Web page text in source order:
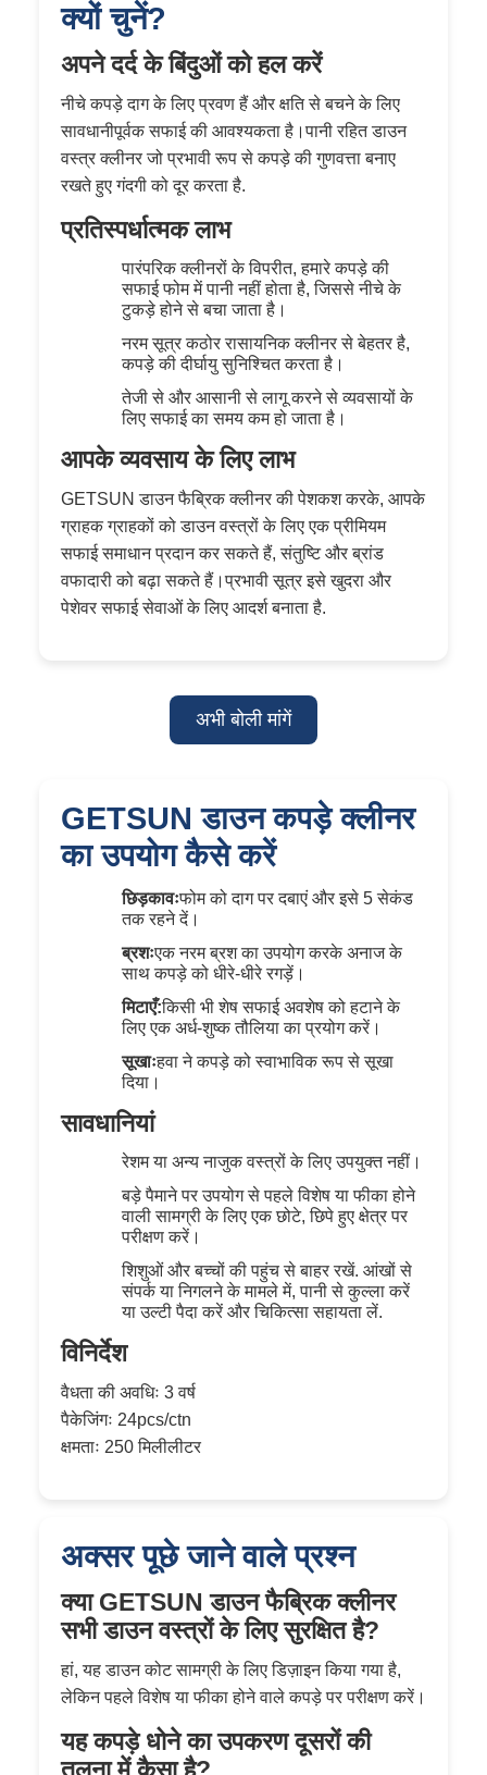
क्यों चुनें?
अपने दर्द के बिंदुओं को हल करें
नीचे कपड़े दाग के लिए प्रवण हैं और क्षति से बचने के लिए
सावधानीपूर्वक सफाई की आवश्यकता है।पानी रहित डाउन
वस्त्र क्लीनर जो प्रभावी रूप से कपड़े की गुणवत्ता बनाए
रखते हुए गंदगी को दूर करता है.
प्रतिस्पर्धात्मक लाभ
पारंपरिक क्लीनरों के विपरीत, हमारे कपड़े की
सफाई फोम में पानी नहीं होता है, जिससे नीचे के
टुकड़े होने से बचा जाता है।
नरम सूत्र कठोर रासायनिक क्लीनर से बेहतर है,
कपड़े की दीर्घायु सुनिश्चित करता है।
तेजी से और आसानी से लागू करने से व्यवसायों के
लिए सफाई का समय कम हो जाता है।
आपके व्यवसाय के लिए लाभ
GETSUN डाउन फैब्रिक क्लीनर की पेशकश करके, आपके
ग्राहक ग्राहकों को डाउन वस्त्रों के लिए एक प्रीमियम
सफाई समाधान प्रदान कर सकते हैं, संतुष्टि और ब्रांड
वफादारी को बढ़ा सकते हैं।प्रभावी सूत्र इसे खुदरा और
पेशेवर सफाई सेवाओं के लिए आदर्श बनाता है.
अभी बोली मांगें
GETSUN डाउन कपड़े क्लीनर
का उपयोग कैसे करें
छिड़कावःफोम को दाग पर दबाएं और इसे 5 सेकंड
तक रहने दें।
ब्रशःएक नरम ब्रश का उपयोग करके अनाज के
साथ कपड़े को धीरे-धीरे रगड़ें।
मिटाएँ:किसी भी शेष सफाई अवशेष को हटाने के
लिए एक अर्ध-शुष्क तौलिया का प्रयोग करें।
सूखाःहवा ने कपड़े को स्वाभाविक रूप से सूखा
दिया।
सावधानियां
रेशम या अन्य नाजुक वस्त्रों के लिए उपयुक्त नहीं।
बड़े पैमाने पर उपयोग से पहले विशेष या फीका होने
वाली सामग्री के लिए एक छोटे, छिपे हुए क्षेत्र पर
परीक्षण करें।
शिशुओं और बच्चों की पहुंच से बाहर रखें. आंखों से
संपर्क या निगलने के मामले में, पानी से कुल्ला करें
या उल्टी पैदा करें और चिकित्सा सहायता लें.
विनिर्देश
वैधता की अवधिः 3 वर्ष
पैकेजिंगः 24pcs/ctn
क्षमताः 250 मिलीलीटर
अक्सर पूछे जाने वाले प्रश्न
क्या GETSUN डाउन फैब्रिक क्लीनर
सभी डाउन वस्त्रों के लिए सुरक्षित है?
हां, यह डाउन कोट सामग्री के लिए डिज़ाइन किया गया है,
लेकिन पहले विशेष या फीका होने वाले कपड़े पर परीक्षण करें।
यह कपड़े धोने का उपकरण दूसरों की